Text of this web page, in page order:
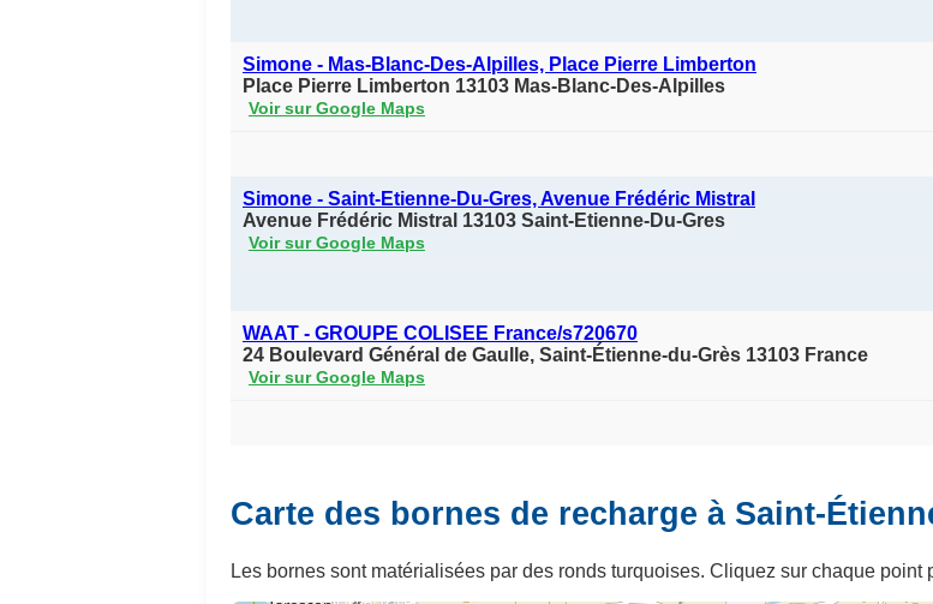
Simone - Mas-Blanc-Des-Alpilles, Place Pierre Limberton
Place Pierre Limberton 13103 Mas-Blanc-Des-Alpilles
Voir sur Google Maps
Simone - Saint-Etienne-Du-Gres, Avenue Frédéric Mistral
Avenue Frédéric Mistral 13103 Saint-Etienne-Du-Gres
Voir sur Google Maps
WAAT - GROUPE COLISEE France/s720670
24 Boulevard Général de Gaulle, Saint-Étienne-du-Grès 13103 France
Voir sur Google Maps
Carte des bornes de recharge à Saint-
Les bornes sont matérialisées par des ronds turquoises. Cliquez sur chaque